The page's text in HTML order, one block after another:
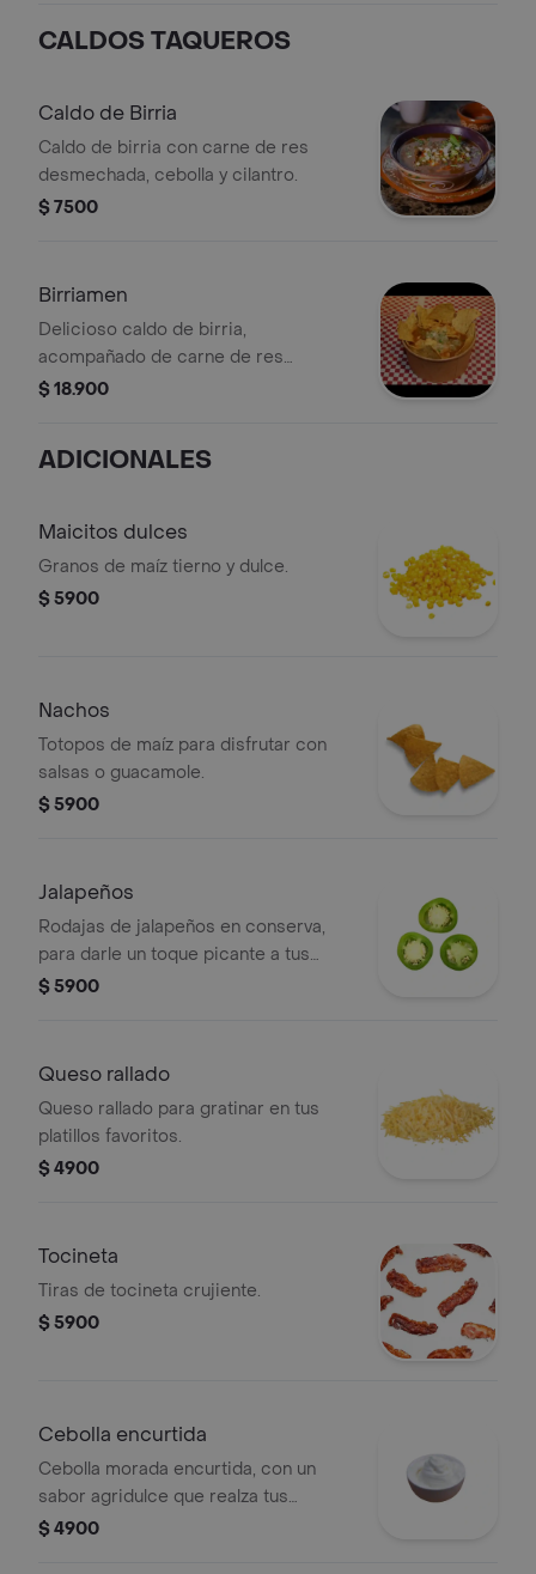
CALDOS TAQUEROS
Caldo de Birria
Caldo de birria con carne de res
desmechada, cebolla y cilantro.
$ 7500
Birriamen
Delicioso caldo de birria,
acompañado de carne de res
desmechada, pasta, queso, nachos,
$ 18.900
ADICIONALES
Maicitos dulces
Granos de maíz tierno y dulce.
$ 5900
Nachos
Totopos de maíz para disfrutar con
salsas o guacamole.
$ 5900
Jalapeños
Rodajas de jalapeños en conserva,
para darle un toque picante a tus
platos.
$ 5900
Queso rallado
Queso rallado para gratinar en tus
platillos favoritos.
$ 4900
Tocineta
Tiras de tocineta crujiente.
$ 5900
Cebolla encurtida
Cebolla morada encurtida, con un
sabor agridulce que realza tus
preparaciones.
$ 4900